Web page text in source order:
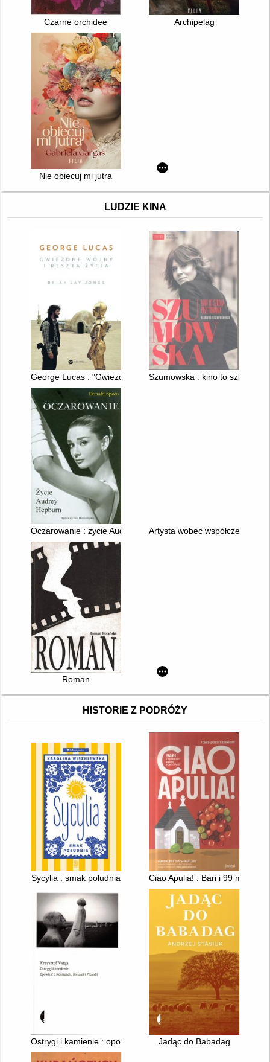
Czarne orchidee Archipelag
Nie obiecuj mi jutra
LUDZIE KINA
George Lucas : "Gwiezdne wojny" i reszta życia
Szumowska : kino to szkoła
Oczarowanie : życie Audrey HepburnArtysta wobec współczesności
Roman
HISTORIE Z PODRÓŻY
Sycylia : smak południa Ciao Apulia! : Bari i 99 miejsc,
Ostrygi i kamienie : opowieść o Normandii, Bretanii i Pikardii
Jadąc do Babadag